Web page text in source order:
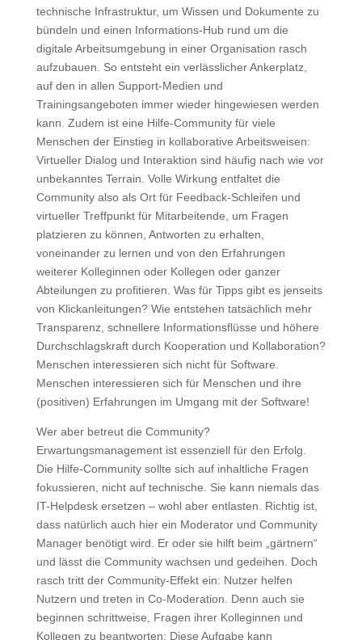
technische Infrastruktur, um Wissen und Dokumente zu
bündeln und einen Informations-Hub rund um die
digitale Arbeitsumgebung in einer Organisation rasch
aufzubauen. So entsteht ein verlässlicher Ankerplatz,
auf den in allen Support-Medien und
Trainingsangeboten immer wieder hingewiesen werden
kann. Zudem ist eine Hilfe-Community für viele
Menschen der Einstieg in kollaborative Arbeitsweisen:
Virtueller Dialog und Interaktion sind häufig nach wie vor
unbekanntes Terrain. Volle Wirkung entfaltet die
Community also als Ort für Feedback-Schleifen und
virtueller Treffpunkt für Mitarbeitende, um Fragen
platzieren zu können, Antworten zu erhalten,
voneinander zu lernen und von den Erfahrungen
weiterer Kolleginnen oder Kollegen oder ganzer
Abteilungen zu profitieren. Was für Tipps gibt es jenseits
von Klickanleitungen? Wie entstehen tatsächlich mehr
Transparenz, schnellere Informationsflüsse und höhere
Durchschlagskraft durch Kooperation und Kollaboration?
Menschen interessieren sich nicht für Software.
Menschen interessieren sich für Menschen und ihre
(positiven) Erfahrungen im Umgang mit der Software!
Wer aber betreut die Community?
Erwartungsmanagement ist essenziell für den Erfolg.
Die Hilfe-Community sollte sich auf inhaltliche Fragen
fokussieren, nicht auf technische. Sie kann niemals das
IT-Helpdesk ersetzen – wohl aber entlasten. Richtig ist,
dass natürlich auch hier ein Moderator und Community
Manager benötigt wird. Er oder sie hilft beim „gärtnern“
und lässt die Community wachsen und gedeihen. Doch
rasch tritt der Community-Effekt ein: Nutzer helfen
Nutzern und treten in Co-Moderation. Denn auch sie
beginnen schrittweise, Fragen ihrer Kolleginnen und
Kollegen zu beantworten: Diese Aufgabe kann